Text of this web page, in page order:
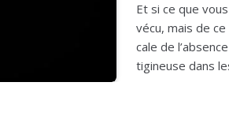
Et si ce que
vécu, mais de
cale de
ti­gi­neuse dans